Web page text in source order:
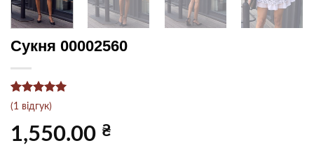
Сукня 00002560
Рейтинг
з 5 на
основі
опитування
1
покупця
(1 відгук)
1,550.00 ₴